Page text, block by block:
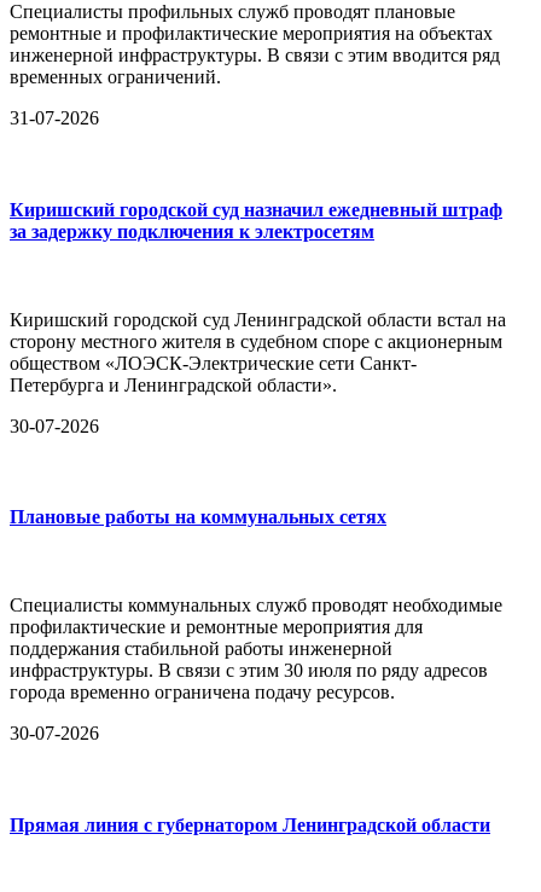
Специалисты профильных служб проводят плановые
ремонтные и профилактические мероприятия на объектах
инженерной инфраструктуры. В связи с этим вводится ряд
временных ограничений.
31-07-2026
Киришский городской суд назначил ежедневный штраф
за задержку подключения к электросетям
Киришский городской суд Ленинградской области встал на
сторону местного жителя в судебном споре с акционерным
обществом «ЛОЭСК-Электрические сети Санкт-
Петербурга и Ленинградской области».
30-07-2026
Плановые работы на коммунальных сетях
Специалисты коммунальных служб проводят необходимые
профилактические и ремонтные мероприятия для
поддержания стабильной работы инженерной
инфраструктуры. В связи с этим 30 июля по ряду адресов
города временно ограничена подачу ресурсов.
30-07-2026
Прямая линия с губернатором Ленинградской области